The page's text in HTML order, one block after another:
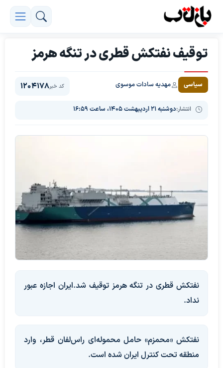
توقیف نفتکش قطری در تنگه هرمز
سیاسی مهدیه سادات موسوی
انتشار:دوشنبه ۲۱ اردیبهشت ۱۴۰۵، ساعت ۱۶:۵۹
کد خبر1204178
نفتکش قطری در تنگه هرمز توقیف شد.ایران اجازه عبور
نداد.
نفتکش «محمزم» حامل محموله‌ای راس‌لفان قطر، وارد
منطقه تحت کنترل ایران شده است.